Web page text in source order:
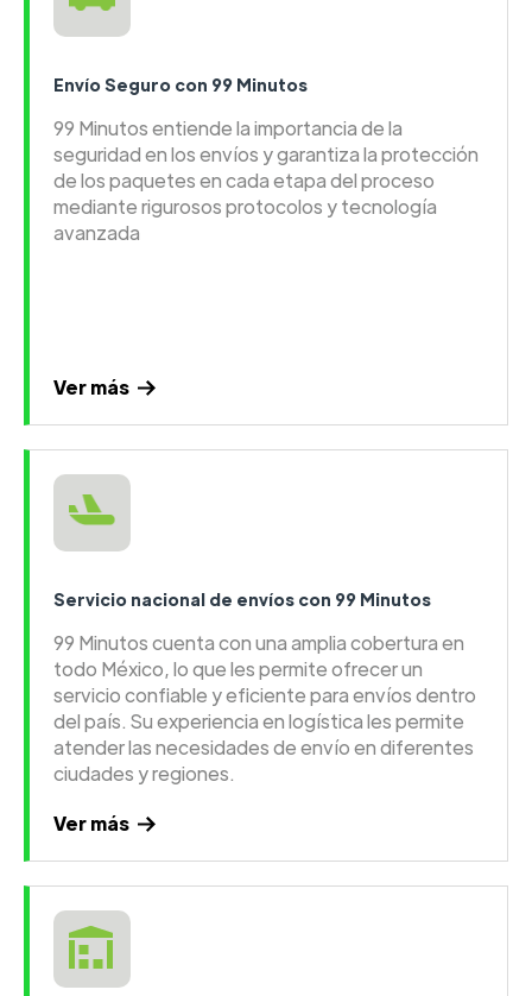
Envío Seguro con 99 Minutos
99 Minutos entiende la importancia de la
seguridad en los envíos y garantiza la protección
de los paquetes en cada etapa del proceso
mediante rigurosos protocolos y tecnología
avanzada
Ver más
Servicio nacional de envíos con 99 Minutos
99 Minutos cuenta con una amplia cobertura en
todo México, lo que les permite ofrecer un
servicio confiable y eficiente para envíos dentro
del país. Su experiencia en logística les permite
atender las necesidades de envío en diferentes
ciudades y regiones.
Ver más